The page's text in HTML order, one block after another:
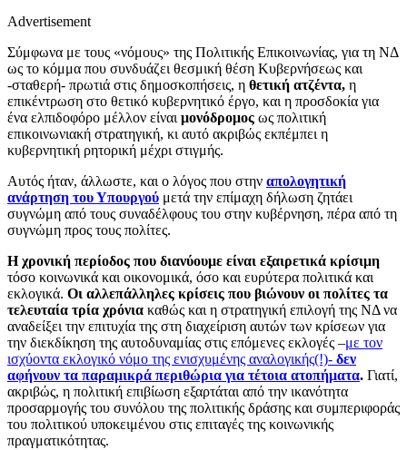
Advertisement
Σύμφωνα με τους «νόμους» της Πολιτικής Επικοινωνίας, για τη ΝΔ
ως το κόμμα που συνδυάζει θεσμική θέση Κυβερνήσεως και
-σταθερή- πρωτιά στις δημοσκοπήσεις, η θετική ατζέντα, η
επικέντρωση στο θετικό κυβερνητικό έργο, και η προσδοκία για
ένα ελπιδοφόρο μέλλον είναι μονόδρομος ως πολιτική
επικοινωνιακή στρατηγική, κι αυτό ακριβώς εκπέμπει η
κυβερνητική ρητορική μέχρι στιγμής.
Αυτός ήταν, άλλωστε, και ο λόγος που στην απολογητική
ανάρτηση του Υπουργού μετά την επίμαχη δήλωση ζητάει
συγνώμη από τους συναδέλφους του στην κυβέρνηση, πέρα από τη
συγνώμη προς τους πολίτες.
Η χρονική περίοδος που διανύουμε είναι εξαιρετικά κρίσιμη
τόσο κοινωνικά και οικονομικά, όσο και ευρύτερα πολιτικά και
εκλογικά. Οι αλλεπάλληλες κρίσεις που βιώνουν οι πολίτες τα
τελευταία τρία χρόνια καθώς και η στρατηγική επιλογή της ΝΔ να
αναδείξει την επιτυχία της στη διαχείριση αυτών των κρίσεων για
την διεκδίκηση της αυτοδυναμίας στις επόμενες εκλογές –με τον
ισχύοντα εκλογικό νόμο της ενισχυμένης αναλογικής(!)- δεν
αφήνουν τα παραμικρά περιθώρια για τέτοια ατοπήματα. Γιατί,
ακριβώς, η πολιτική επιβίωση εξαρτάται από την ικανότητα
προσαρμογής του συνόλου της πολιτικής δράσης και συμπεριφοράς
του πολιτικού υποκειμένου στις επιταγές της κοινωνικής
πραγματικότητας.